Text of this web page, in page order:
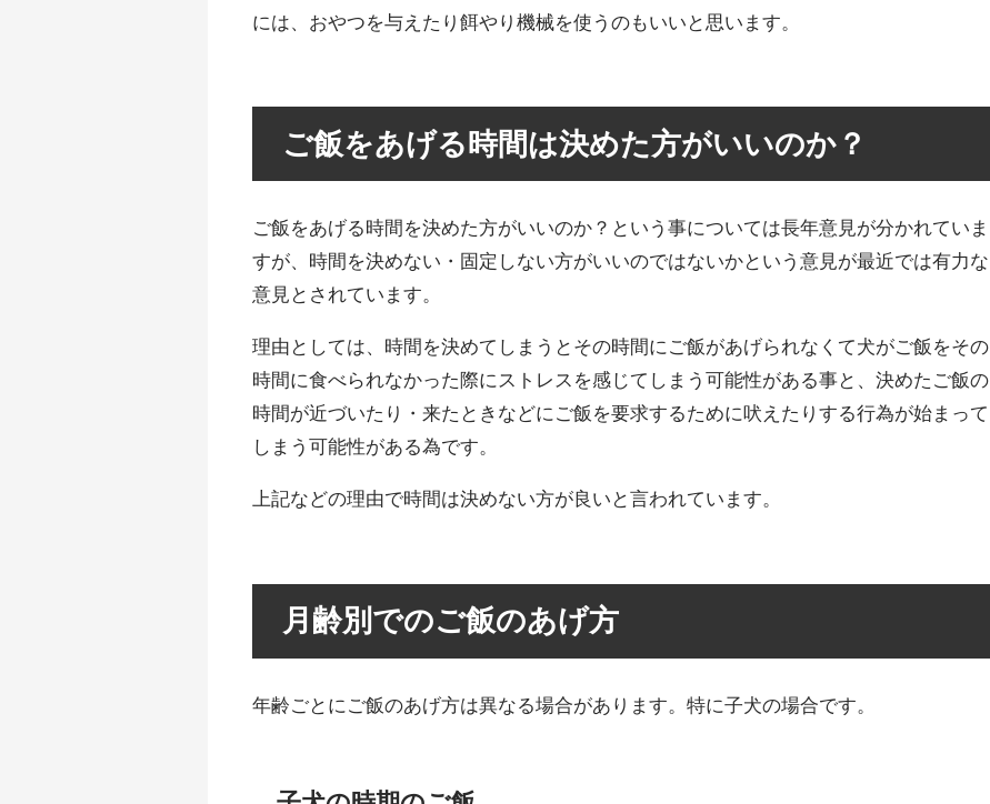
には、おやつを与えたり餌やり機械を使うのもいいと思います。
ご飯をあげる時間は決めた方がいいのか？
ご飯をあげる時間を決めた方がいいのか？という事については長年意見が分かれていま
すが、時間を決めない・固定しない方がいいのではないかという意見が最近では有力な
意見とされています。
理由としては、時間を決めてしまうとその時間にご飯があげられなくて犬がご飯をその
時間に食べられなかった際にストレスを感じてしまう可能性がある事と、決めたご飯の
時間が近づいたり・来たときなどにご飯を要求するために吠えたりする行為が始まって
しまう可能性がある為です。
上記などの理由で時間は決めない方が良いと言われています。
月齢別でのご飯のあげ方
年齢ごとにご飯のあげ方は異なる場合があります。特に子犬の場合です。